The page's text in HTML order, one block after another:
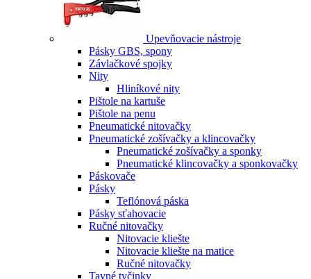
Upevňovacie nástroje
Pásky GBS, spony
Závlačkové spojky
Nity
Hliníkové nity
Pištole na kartuše
Pištole na penu
Pneumatické nitovačky
Pneumatické zošívačky a klincovačky
Pneumatické zošívačky a sponky
Pneumatické klincovačky a sponkovačky
Páskovače
Pásky
Teflónová páska
Pásky sťahovacie
Ručné nitovačky
Nitovacie kliešte
Nitovacie kliešte na matice
Ručné nitovačky
Tavné tyčinky